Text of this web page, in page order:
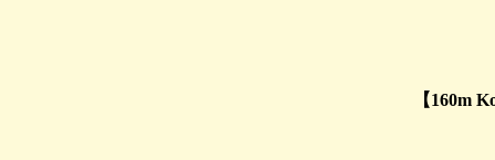
【160m